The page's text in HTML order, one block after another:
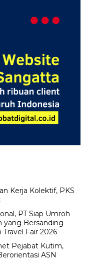
Kerja Kolektif, PKS
PT Siap Umroh
yang Bersanding
Fair 2026
Pejabat Kutim,
ASN